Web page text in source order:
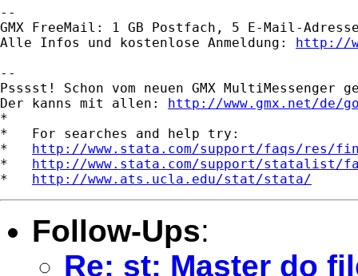
--
GMX FreeMail: 1 GB Postfach, 5 E-Mail-
Alle Infos und kostenlose Anmeldung: http://
--
Psssst! Schon vom neuen GMX MultiMessenger
Der kanns mit allen: http://www.gmx.net/de/
*
*   For searches and help try:
* http://www.stata.com/support/faqs/res/
* http://www.stata.com/support/statalist/
* http://www.ats.ucla.edu/stat/stata/
Follow-Ups:
Re: st: Master do